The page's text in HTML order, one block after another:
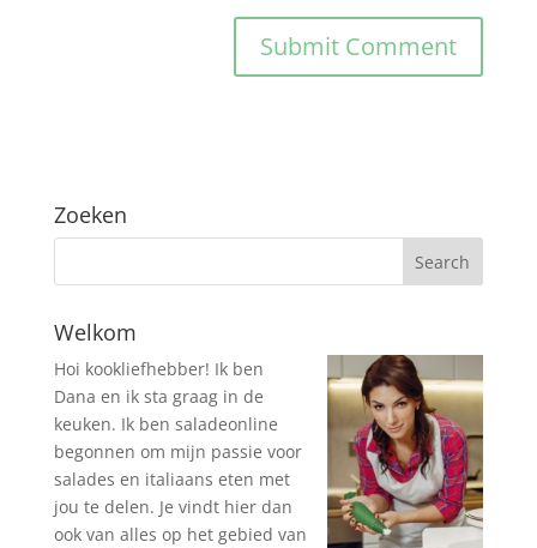
Zoeken
Welkom
Hoi kookliefhebber! Ik ben
Dana en ik sta graag in de
keuken. Ik ben saladeonline
begonnen om mijn passie voor
salades en italiaans eten met
jou te delen. Je vindt hier dan
ook van alles op het gebied van